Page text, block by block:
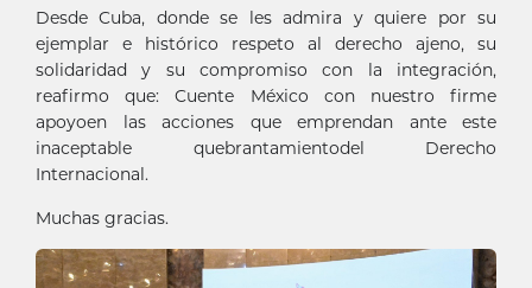
Desde Cuba, donde se les admira y quiere por su
ejemplar e histórico respeto al derecho ajeno, su
solidaridad y su compromiso con la integración,
reafirmo que: Cuente México con nuestro firme
apoyoen las acciones que emprendan ante este
inaceptable quebrantamientodel Derecho
Internacional.
Muchas gracias.